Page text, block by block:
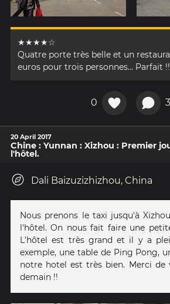
★★★★☆
Quatre porte très belle et un
euros pour trois personnes... Parfait !!
0 3
20 April 2017
Chine : Yunnan : Xizhou : Premier
l'hôtel.
Dali Baizuzizhizhou, China
Nous prenons le taxi jusqu'à
l'hôtel. On nous fait faire une
L'hôtel est très grand et il y a
exemple, une table de Ping Pong,
notre hotel est très bien. Merci de
demain !!